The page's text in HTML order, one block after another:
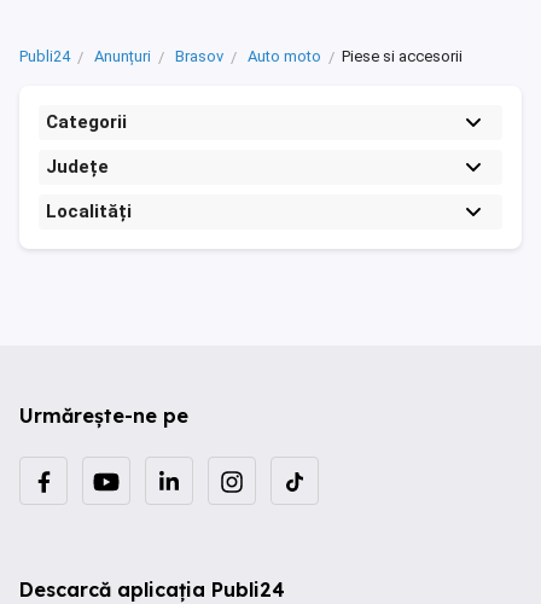
Publi24 Anunțuri Brasov Auto moto Piese si accesorii
Categorii
Județe
Localități
Urmărește-ne pe
Descarcă aplicația Publi24